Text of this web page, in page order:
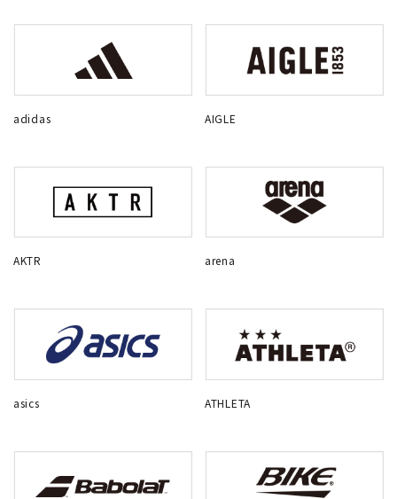
adidas AIGLE
AKTR arena
asics ATHLETA